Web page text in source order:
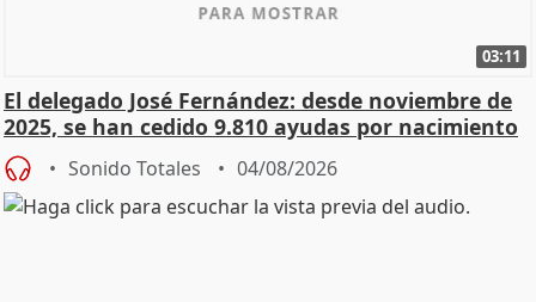
03:11
El delegado José Fernández: desde noviembre de
2025, se han cedido 9.810 ayudas por nacimiento
Sonido Totales 04/08/2026